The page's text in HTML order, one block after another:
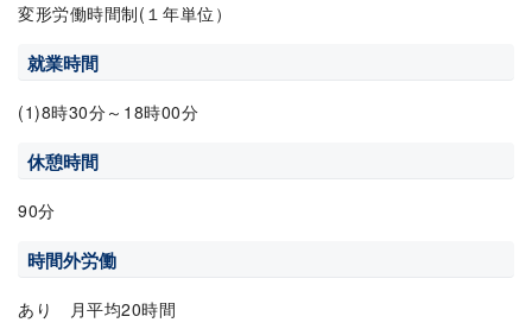
変形労働時間制(１年単位）
就業時間
(1)8時30分～18時00分
休憩時間
90分
時間外労働
あり 月平均20時間